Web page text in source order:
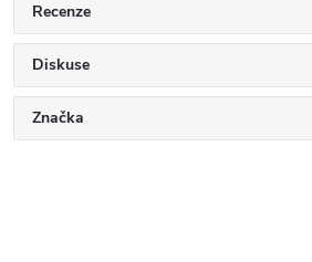
Recenze
Diskuse
Značka